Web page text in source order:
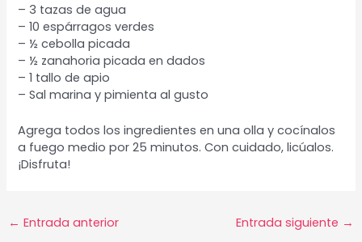
– 3 tazas de agua
– 10 espárragos verdes
– ½ cebolla picada
– ½ zanahoria picada en dados
– 1 tallo de apio
– Sal marina y pimienta al gusto
Agrega todos los ingredientes en una olla y cocínalos
a fuego medio por 25 minutos. Con cuidado, licúalos.
¡Disfruta!
Navegación
← Entrada anterior Entrada siguiente →